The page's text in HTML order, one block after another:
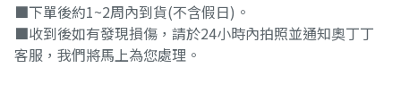
■下單後約1~2周內到貨(不含假日)。
■收到後如有發現損傷，請於24小時內拍照並通知奧丁丁
客服，我們將馬上為您處理。